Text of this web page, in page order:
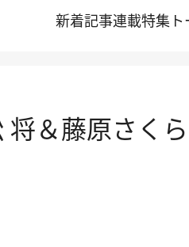
新着記事連載特集
＆藤原さく